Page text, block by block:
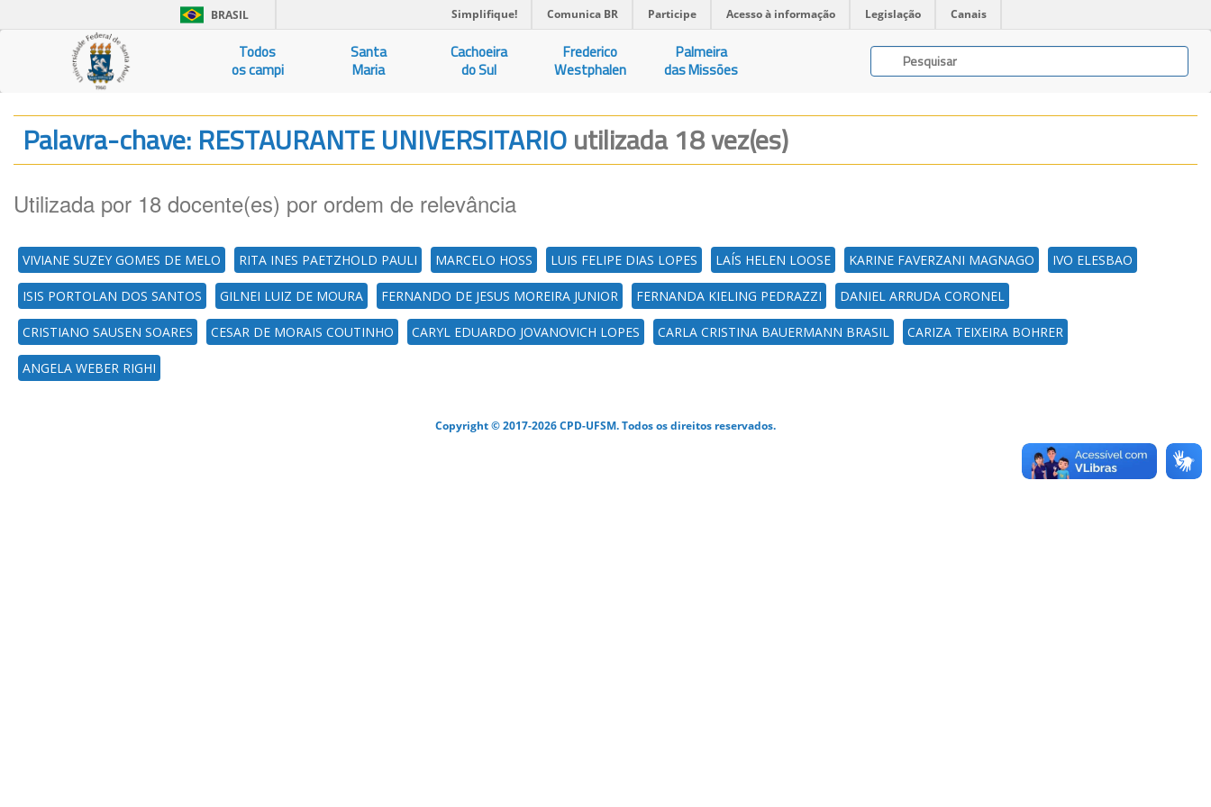
BRASIL Simplifique! Comunica BR Participe Acesso à informação Legislação Canais
Todos
os campi
Santa
Maria
Cachoeira
do Sul
Frederico
Westphalen
Palmeira
das Missões
Palavra-chave: RESTAURANTE UNIVERSITARIOutilizada 18 vez(es)
Utilizada por 18 docente(es) por ordem de relevância
VIVIANE SUZEY GOMES DE MELO RITA INES PAETZHOLD PAULI MARCELO HOSS LUIS FELIPE DIAS LOPES LAÍS HELEN LOOSE KARINE FAVERZANI MAGNAGO IVO ELESBAO
ISIS PORTOLAN DOS SANTOS GILNEI LUIZ DE MOURA FERNANDO DE JESUS MOREIRA JUNIOR FERNANDA KIELING PEDRAZZI DANIEL ARRUDA CORONEL
CRISTIANO SAUSEN SOARES CESAR DE MORAIS COUTINHO CARYL EDUARDO JOVANOVICH LOPES CARLA CRISTINA BAUERMANN BRASIL CARIZA TEIXEIRA BOHRER
ANGELA WEBER RIGHI
Copyright © 2017-2026 CPD-UFSM. Todos os direitos reservados.